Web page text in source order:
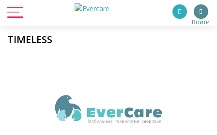
Войти
TIMELESS